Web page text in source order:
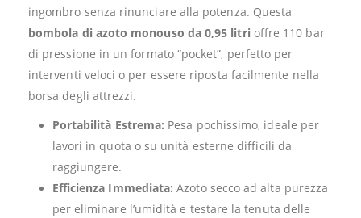
ingombro senza rinunciare alla potenza. Questa
bombola di azoto monouso da 0,95 litrioffre 110 bar
di pressione in un formato “pocket”, perfetto per
interventi veloci o per essere riposta facilmente nella
borsa degli attrezzi.
Portabilità Estrema: Pesa pochissimo, ideale per
lavori in quota o su unità esterne difficili da
raggiungere.
Efficienza Immediata: Azoto secco ad alta purezza
per eliminare l’umidità e testare la tenuta delle